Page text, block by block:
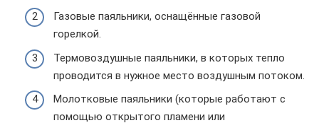
Газовые паяльники, оснащённые газовой
горелкой.
Термовоздушные паяльники, в которых тепло
проводится в нужное место воздушным потоком.
Молотковые паяльники (которые работают с
помощью открытого пламени или